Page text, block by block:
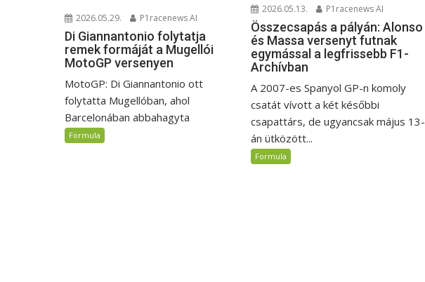
2026.05.29. P1racenews AI
Di Giannantonio folytatja
remek formáját a Mugellói
MotoGP versenyen
MotoGP: Di Giannantonio ott
folytatta Mugellóban, ahol
Barcelonában abbahagyta
Formula
2026.05.13. P1racenews AI
Összecsapás a pályán: Alonso
és Massa versenyt futnak
egymással a legfrissebb F1-
Archívban
A 2007-es Spanyol GP-n komoly
csatát vívott a két későbbi
csapattárs, de ugyancsak május 13-
án ütközött...
Formula